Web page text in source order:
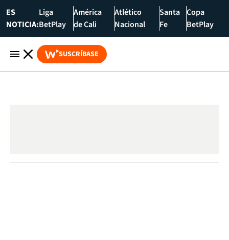
ES
NOTICIA:
Liga
BetPlay
América
de Cali
Atlético
Nacional
Santa
Fe
Copa
BetPlay
SUSCRÍBASE